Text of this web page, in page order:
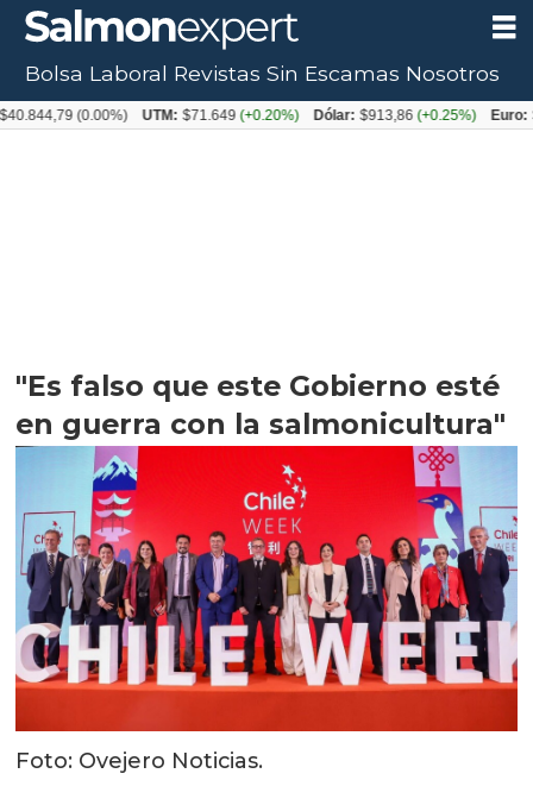
"Es falso que este Gobierno esté
en guerra con la salmonicultura"
Foto: Ovejero Noticias.
Bolsa Laboral Revistas Sin Escamas Nosotros
(0.00%) UTM: $71.649(+0.20%) Dólar: $913,86(+0.25%) Euro: